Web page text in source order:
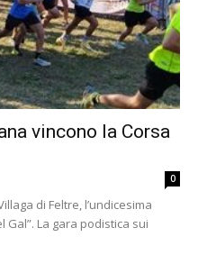
vincono la Corsa
0
di Feltre, l’undicesima
La gara podistica sui